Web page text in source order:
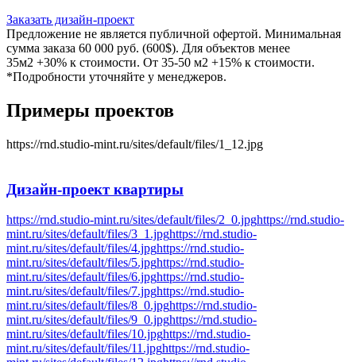
Заказать дизайн-проект
Предложение не является публичной офертой. Минимальная
сумма заказа 60 000 руб. (600$). Для объектов менее
35м2 +30% к стоимости. От 35-50 м2 +15% к стоимости.
*Подробности уточняйте у менеджеров.
Примеры проектов
https://rnd.studio-mint.ru/sites/default/files/1_12.jpg
Дизайн-проектквартиры
https://rnd.studio-mint.ru/sites/default/files/2_0.jpghttps://rnd.studio-
mint.ru/sites/default/files/3_1.jpghttps://rnd.studio-
mint.ru/sites/default/files/4.jpghttps://rnd.studio-
mint.ru/sites/default/files/5.jpghttps://rnd.studio-
mint.ru/sites/default/files/6.jpghttps://rnd.studio-
mint.ru/sites/default/files/7.jpghttps://rnd.studio-
mint.ru/sites/default/files/8_0.jpghttps://rnd.studio-
mint.ru/sites/default/files/9_0.jpghttps://rnd.studio-
mint.ru/sites/default/files/10.jpghttps://rnd.studio-
mint.ru/sites/default/files/11.jpghttps://rnd.studio-